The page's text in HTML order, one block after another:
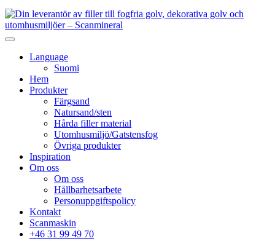
Language
Suomi
Hem
Produkter
Färgsand
Natursand/sten
Hårda filler material
Utomhusmiljö/Gatstensfog
Övriga produkter
Inspiration
Om oss
Om oss
Hållbarhetsarbete
Personuppgiftspolicy
Kontakt
Scanmaskin
+46 31 99 49 70